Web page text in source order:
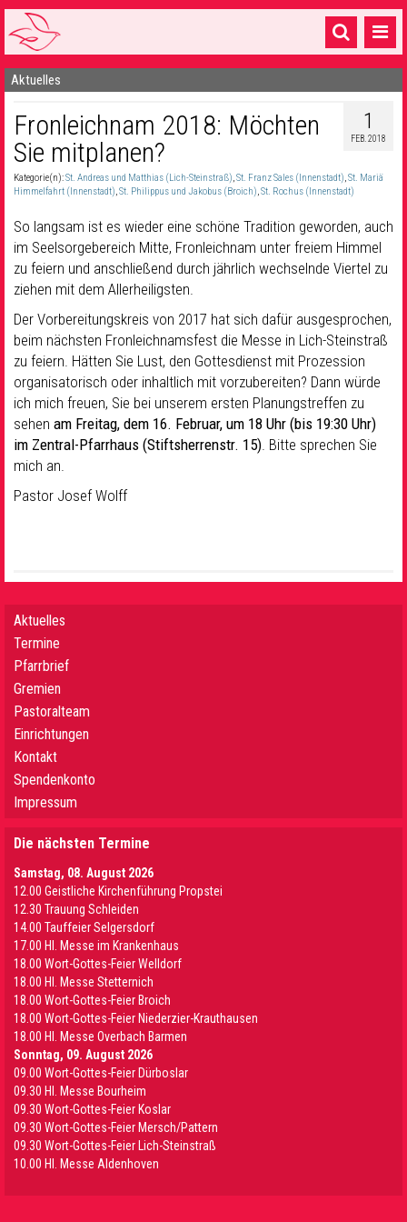
Startseite
1 Pfarrei
16 Gemeinden & mehr
Gottesdienste & Sinnsuche
Sakramente & Feste
Gemeinschaft & Soziales
Seelsorge & Kontakt
Aktuelles
1
FEB. 2018
Fronleichnam 2018: Möchten
Sie mitplanen?
Kategorie(n):St. Andreas und Matthias (Lich-Steinstraß),St. Franz Sales (Innenstadt),St. Mariä
Himmelfahrt (Innenstadt),St. Philippus und Jakobus (Broich),St. Rochus (Innenstadt)
So langsam ist es wieder eine schöne Tradition geworden, auch
im Seelsorgebereich Mitte, Fronleichnam unter freiem Himmel
zu feiern und anschließend durch jährlich wechselnde Viertel zu
ziehen mit dem Allerheiligsten.
Der Vorbereitungskreis von 2017 hat sich dafür ausgesprochen,
beim nächsten Fronleichnamsfest die Messe in Lich-Steinstraß
zu feiern. Hätten Sie Lust, den Gottesdienst mit Prozession
organisatorisch oder inhaltlich mit vorzubereiten? Dann würde
ich mich freuen, Sie bei unserem ersten Planungstreffen zu
sehen am Freitag, dem 16. Februar, um 18 Uhr (bis 19:30 Uhr)
im Zentral-Pfarrhaus (Stiftsherrenstr. 15). Bitte sprechen Sie
mich an.
Pastor Josef Wolff
Aktuelles
Termine
Pfarrbrief
Gremien
Pastoralteam
Einrichtungen
Kontakt
Spendenkonto
Impressum
Die nächsten Termine
Samstag, 08. August 2026
12.00 Geistliche Kirchenführung Propstei
12.30 Trauung Schleiden
14.00 Tauffeier Selgersdorf
17.00 Hl. Messe im Krankenhaus
18.00 Wort-Gottes-Feier Welldorf
18.00 Hl. Messe Stetternich
18.00 Wort-Gottes-Feier Broich
18.00 Wort-Gottes-Feier Niederzier-Krauthausen
18.00 Hl. Messe Overbach Barmen
Sonntag, 09. August 2026
09.00 Wort-Gottes-Feier Dürboslar
09.30 HI. Messe Bourheim
09.30 Wort-Gottes-Feier Koslar
09.30 Wort-Gottes-Feier Mersch/Pattern
09.30 Wort-Gottes-Feier Lich-Steinstraß
10.00 Hl. Messe Aldenhoven